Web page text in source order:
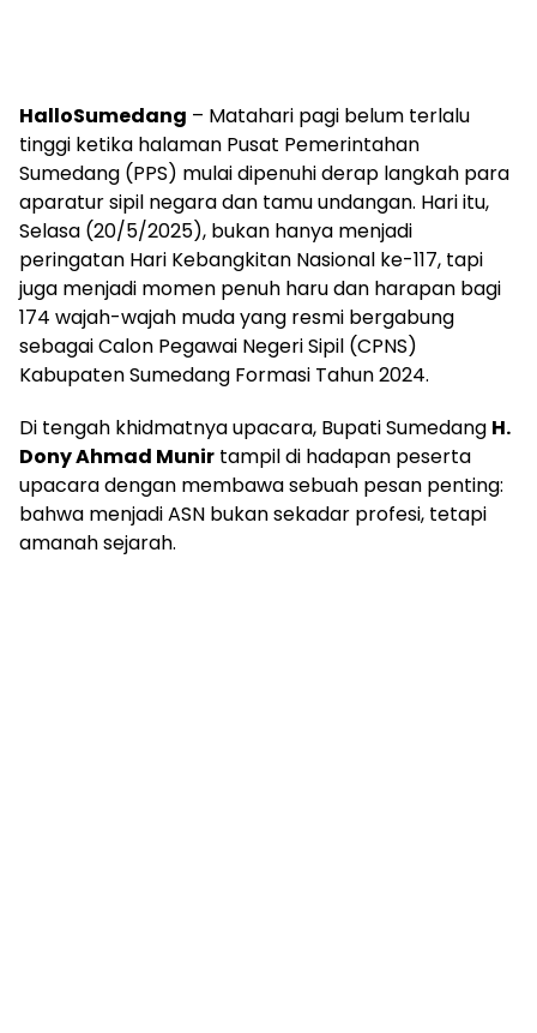
HalloSumedang – Matahari pagi belum terlalu
tinggi ketika halaman Pusat Pemerintahan
Sumedang (PPS) mulai dipenuhi derap langkah para
aparatur sipil negara dan tamu undangan. Hari itu,
Selasa (20/5/2025), bukan hanya menjadi
peringatan Hari Kebangkitan Nasional ke-117, tapi
juga menjadi momen penuh haru dan harapan bagi
174 wajah-wajah muda yang resmi bergabung
sebagai Calon Pegawai Negeri Sipil (CPNS)
Kabupaten Sumedang Formasi Tahun 2024.
Di tengah khidmatnya upacara, Bupati Sumedang H.
Dony Ahmad Munir tampil di hadapan peserta
upacara dengan membawa sebuah pesan penting:
bahwa menjadi ASN bukan sekadar profesi, tetapi
amanah sejarah.